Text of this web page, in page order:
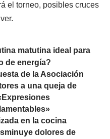
el torneo, posibles cruces
matutina ideal para
de energía?
de la Asociación
a una queja de
en la cocina
dolores de